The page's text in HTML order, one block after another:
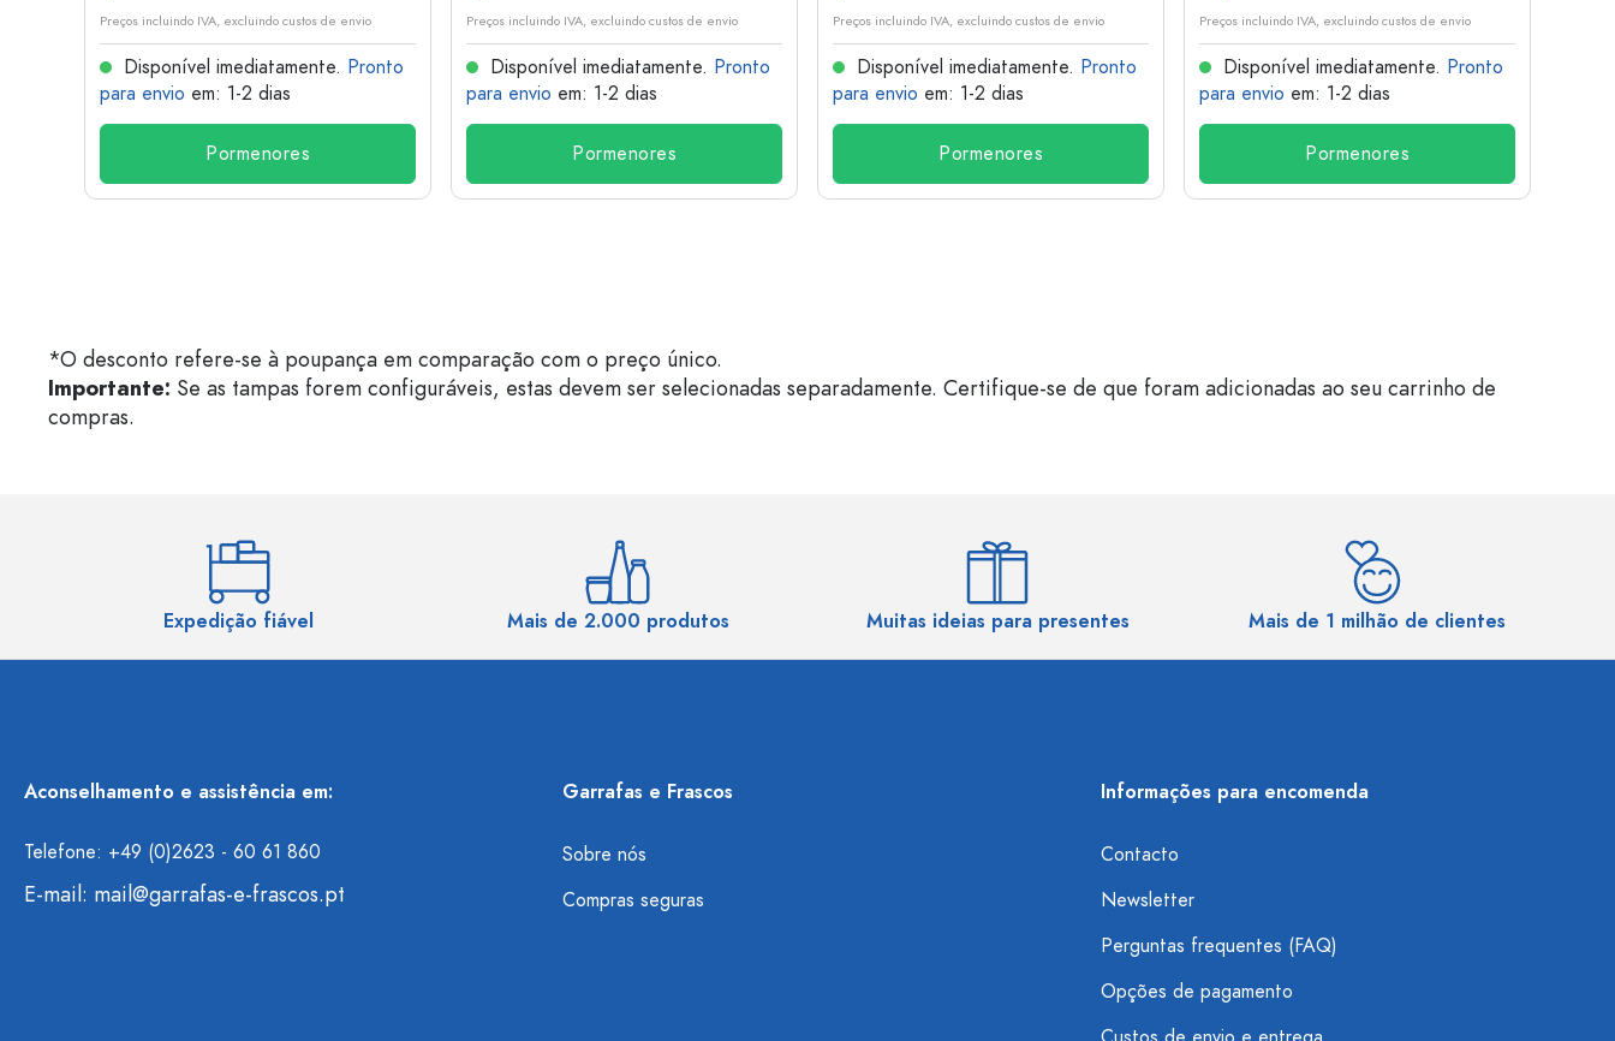
Preços incluindo IVA, excluindo custos de envio
Disponível imediatamente. Pronto
para envio em: 1-2 dias
Pormenores
Preços incluindo IVA, excluindo custos de envio
Disponível imediatamente. Pronto
para envio em: 1-2 dias
Pormenores
Preços incluindo IVA, excluindo custos de envio
Disponível imediatamente. Pronto
para envio em: 1-2 dias
Pormenores
Preços incluindo IVA, excluindo custos de envio
Disponível imediatamente. Pronto
para envio em: 1-2 dias
Pormenores
*O desconto refere-se à poupança em comparação com o preço único.
Importante: Se as tampas forem configuráveis, estas devem ser selecionadas separadamente. Certifique-se de que foram adicionadas ao seu carrinho de
compras.
Expedição fiável Mais de 2.000 produtos Muitas ideias para presentes Mais de 1 milhão de clientes
Aconselhamento e assistência em:
Telefone: +49 (0)2623 - 60 61 860
E-mail: mail@garrafas-e-frascos.pt
Garrafas e Frascos
Sobre nós
Compras seguras
Informações para encomenda
Contacto
Newsletter
Perguntas frequentes (FAQ)
Opções de pagamento